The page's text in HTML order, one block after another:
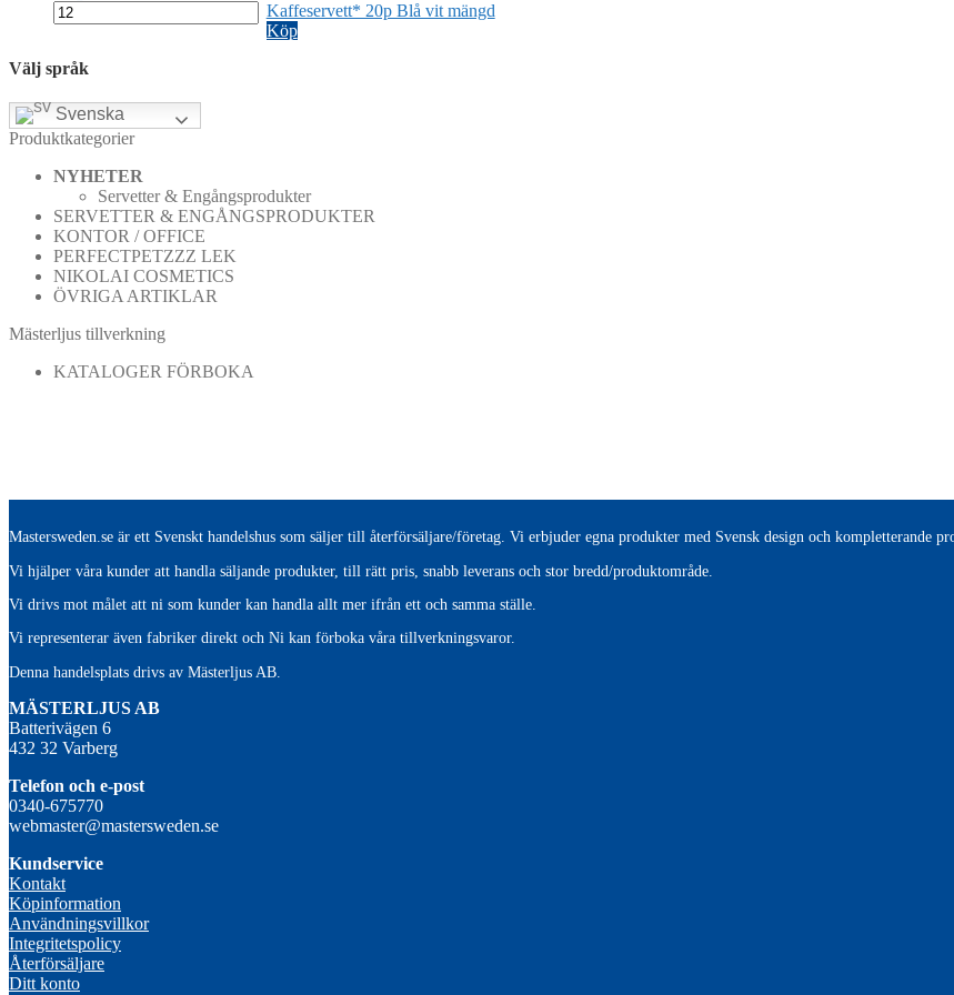
Kaffeservett* 20p Blå vit mängd
Köp
Välj språk
Svenska
Produktkategorier
NYHETER
Servetter & Engångsprodukter
SERVETTER & ENGÅNGSPRODUKTER
KONTOR / OFFICE
PERFECTPETZZZ LEK
NIKOLAI COSMETICS
ÖVRIGA ARTIKLAR
Mästerljus tillverkning
KATALOGER FÖRBOKA
Mastersweden.se är ett Svenskt handelshus som säljer till återförsäljare/företag. Vi erbjuder egna produkter med Svensk design och kompletterande
Vi hjälper våra kunder att handla säljande produkter, till rätt pris, snabb leverans och stor bredd/produktområde.
Vi drivs mot målet att ni som kunder kan handla allt mer ifrån ett och samma ställe.
Vi representerar även fabriker direkt och Ni kan förboka våra tillverkningsvaror.
Denna handelsplats drivs av Mästerljus AB.
MÄSTERLJUS AB
Batterivägen 6
432 32 Varberg
Telefon och e-post
0340-675770
webmaster@mastersweden.se
Kundservice
Kontakt
Köpinformation
Användningsvillkor
Integritetspolicy
Återförsäljare
Ditt konto